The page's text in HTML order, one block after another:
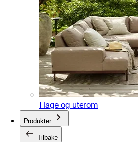
Hage og uterom
Produkter
Tilbake